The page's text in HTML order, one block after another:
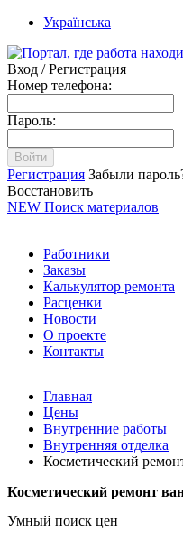
Українська
Вход / Регистрация
Номер телефона:
Пароль:
Войти
Регистрация Забыли
Восстановить
NEW Поиск материалов
Работники
Заказы
Калькулятор ремонта
Расценки
Новости
О проекте
Контакты
Главная
Цены
Внутренние работы
Внутренняя отделка
Косметический
Косметический ремонт
Умный поиск цен